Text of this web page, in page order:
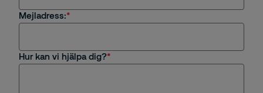
Övrigt
Mejladress:
Hur kan vi hjälpa dig?